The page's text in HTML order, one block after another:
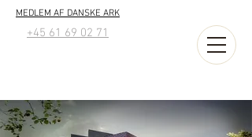
MEDLEM AF DANSKE ARK
+45 61 69 02 71